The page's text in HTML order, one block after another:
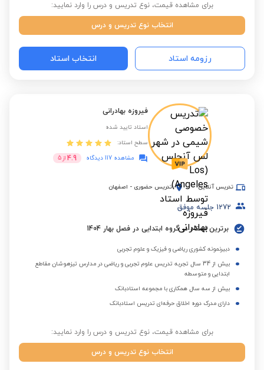
برای مشاهده قیمت، نوع تدریس و درس را وارد نمایید:
انتخاب نوع تدریس و درس
رزومه استاد انتخاب استاد
فیروزه بهادرانی
استاد تایید شده
سطح استاد:
مشاهده 117 دیدگاه
4.9 از 5
تدریس آنلاین تدریس حضوری - اصفهان
1272 جلسه موفق
برترین استاد در گروه ابتدایی در فصل بهار 1404
دبیرنمونه کشوری ریاضی و فیزیک و علوم تجربی
بیش از 34 سال تجربه تدریس علوم تجربی و ریاضی در مدارس تیزهوشان مقاطع
ابتدایی و متوسطه
بیش از سه سال همکاری با مجموعه استادبانک
دارای مدرک دوره اخلاق حرفه‌ای تدریس استادبانک
برای مشاهده قیمت، نوع تدریس و درس را وارد نمایید:
انتخاب نوع تدریس و درس